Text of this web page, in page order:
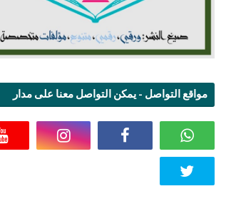
مواقع التواصل - يمكن التواصل معنا على مدار